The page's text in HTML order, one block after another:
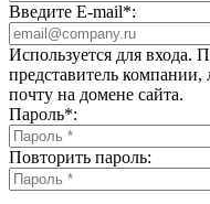
Введите E-mail*:
Используется для входа.
представитель
почту на домене сайта.
Пароль*:
Повторить пароль: